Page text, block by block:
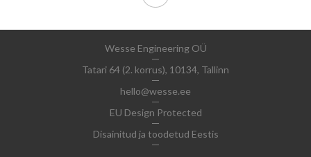
Wesse Engineering OÜ
Tatari 64 (2. korrus), 10134, Tallinn
hello@wesse.ee
EU Design Protected
Disainitud ja toodetud Eestis